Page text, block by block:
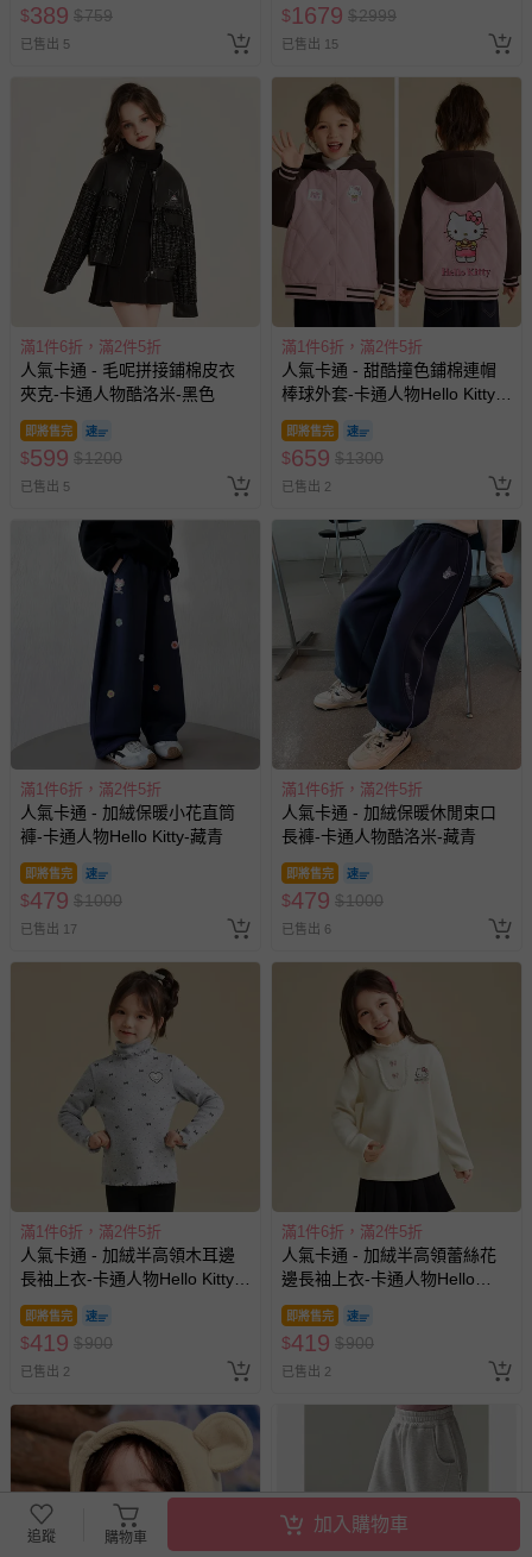
$389 $759
已售出 5
$1679 $2999
已售出 15
滿1件6折，滿2件5折
人氣卡通 - 毛呢拼接鋪棉皮衣
夾克-卡通人物酷洛米-黑色
即將售完
$599 $1200
已售出 5
滿1件6折，滿2件5折
人氣卡通 - 甜酷撞色鋪棉連帽
棒球外套-卡通人物Hello Kitty-
粉色
即將售完
$659 $1300
已售出 2
滿1件6折，滿2件5折
人氣卡通 - 加絨保暖小花直筒
褲-卡通人物Hello Kitty-藏青
即將售完
$479 $1000
已售出 17
滿1件6折，滿2件5折
人氣卡通 - 加絨保暖休閒束口
長褲-卡通人物酷洛米-藏青
即將售完
$479 $1000
已售出 6
滿1件6折，滿2件5折
人氣卡通 - 加絨半高領木耳邊
長袖上衣-卡通人物Hello Kitty-
灰色
即將售完
$419 $900
已售出 2
滿1件6折，滿2件5折
人氣卡通 - 加絨半高領蕾絲花
邊長袖上衣-卡通人物Hello
Kitty-米杏
即將售完
$419 $900
已售出 2
追蹤 購物車
加入購物車